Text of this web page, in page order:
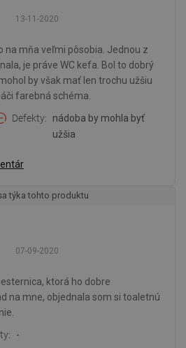
13-11-2020
na mňa veľmi pôsobia. Jednou z
je práve WC kefa. Bol to dobrý
by však mať len trochu užšiu
farebná schéma.
Defekty
nádoba by mohla byť
užšia
týka tohto produktu
07-09-2020
ktorá ho dobre
na mne, objednala som si toaletnú
-